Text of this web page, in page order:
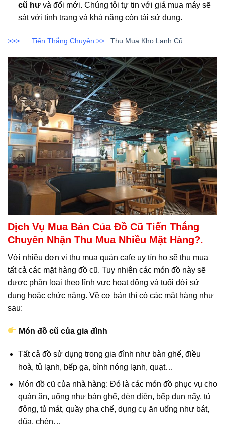
cũ hư và đổi mới. Chúng tôi tự tin với giá mua máy sẽ
sát với tình trạng và khả năng còn tái sử dụng.
>>> Tiến Thắng Chuyên >> Thu Mua Kho Lạnh Cũ
Dịch Vụ Mua Bán Của Đồ Cũ Tiến Thắng
Chuyên Nhận Thu Mua Nhiều Mặt Hàng?.
Với nhiều đơn vị thu mua quán cafe uy tín họ sẽ thu mua
tất cả các mặt hàng đồ cũ. Tuy nhiên các món đồ này sẽ
được phân loại theo lĩnh vực hoạt động và tuổi đời sử
dụng hoặc chức năng. Về cơ bản thì có các mặt hàng như
sau:
Món đồ cũ của gia đình
Tất cả đồ sử dụng trong gia đình như bàn ghế, điều
hoà, tủ lạnh, bếp ga, bình nóng lạnh, quạt…
Món đồ cũ của nhà hàng: Đó là các món đồ phục vụ cho
quán ăn, uống như bàn ghế, đèn điện, bếp đun nấy, tủ
đông, tủ mát, quầy pha chế, dụng cụ ăn uống như bát,
đũa, chén…